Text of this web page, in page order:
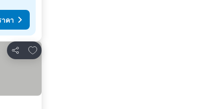
คา
แชร์
เพิ่มในรายการโปรด